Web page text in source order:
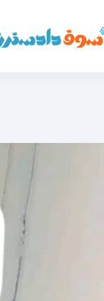
سوق دادسترز الرئيسية